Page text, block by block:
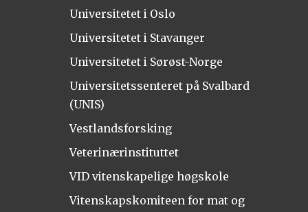
Universitetet i Oslo
Universitetet i Stavanger
Universitetet i Sørøst-Norge
Universitetssenteret på Svalbard
(UNIS)
Vestlandsforsking
Veterinærinstituttet
VID vitenskapelige høgskole
Vitenskapskomiteen for mat og